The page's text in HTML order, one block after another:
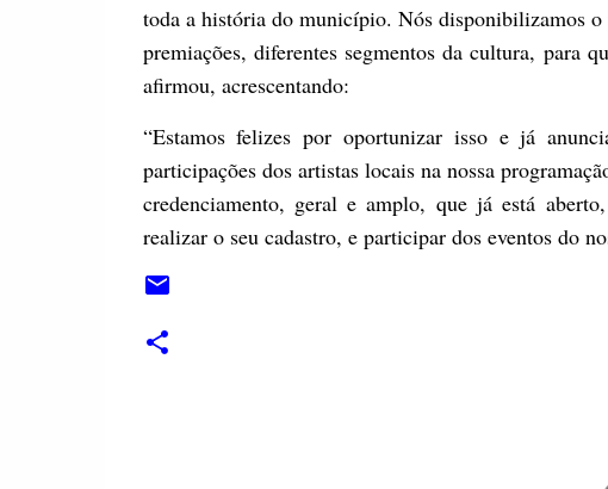
toda a história do município. Nós disponibilizamos
premiações, diferentes segmentos da cultura, para
afirmou, acrescentando:
“Estamos felizes por oportunizar isso e já
participações dos artistas locais na nossa
credenciamento, geral e amplo, que já está
realizar o seu cadastro, e participar dos eventos do